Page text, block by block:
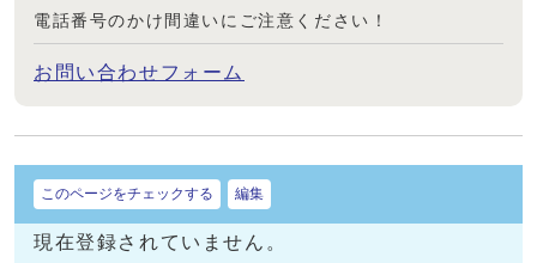
電話番号のかけ間違いにご注意ください！
お問い合わせフォーム
このページをチェックする 編集
現在登録されていません。